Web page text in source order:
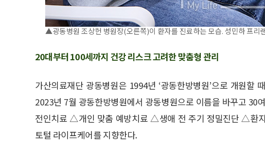
▲광동병원 조상헌 병원장(오른쪽)이 환자를 진료하는 모습. 성민하 프
20대부터 100세까지 건강 리스크 고려한 맞춤형 관리
가산의료재단 광동병원은 1994년 ‘광동한방병원’으로 개원할
2023년 7월 광동한방병원에서 광동병원으로 이름을 바꾸고
전인치료 △개인 맞춤 예방치료 △생애 전 주기 정밀진단 △환
토털 라이프케어를 지향한다.